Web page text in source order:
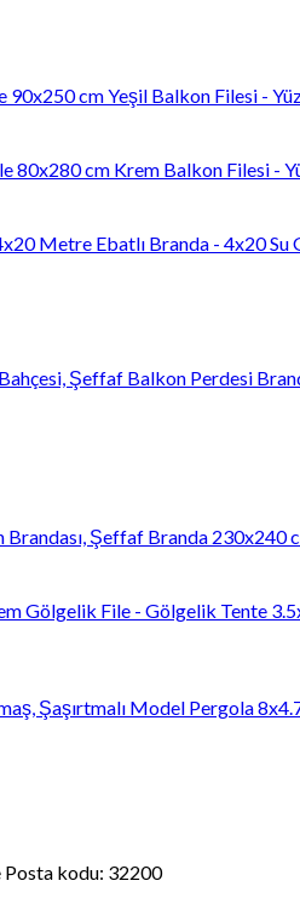
90x250 cm Yeşil Balkon Filesi -
80x280 cm Krem Balkon Filesi -
Metre Ebatlı Branda - 4x20 Su
230x240
kodu: 32200